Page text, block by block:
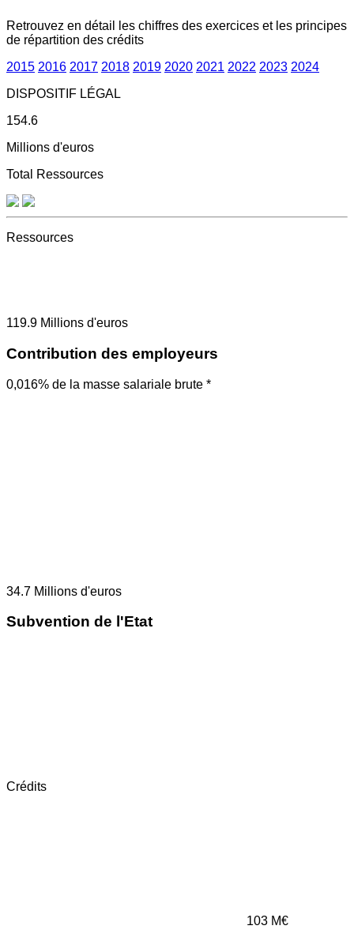
Retrouvez en détail les chiffres des exercices et les principes
de répartition des crédits
2015 2016 2017 2018 2019 2020 2021 2022 2023 2024
DISPOSITIF LÉGAL
154.6
Millions d'euros
Total Ressources
Ressources
119.9 Millions d'euros
Contribution des employeurs
0,016% de la masse salariale brute *
34.7 Millions d'euros
Subvention de l'Etat
Crédits
103 M€